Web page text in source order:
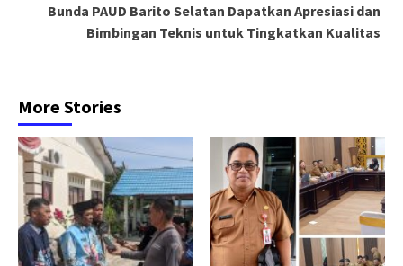
Bunda PAUD Barito Selatan Dapatkan Apresiasi dan
Bimbingan Teknis untuk Tingkatkan Kualitas
More Stories